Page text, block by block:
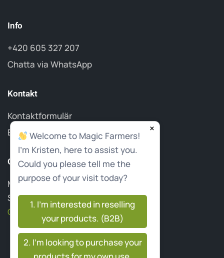
×
Welcome to Magic Farmers!
I'm Kristen, here to assist you.
Could you please tell me the
purpose of your visit today?
1. I’m interested in reselling
your products. (B2B)
2. I’m looking to purchase your
Info
+420 605 327 207
Chatta via WhatsApp
Kontakt
Kontaktformulär
E-postkontakt
OM OSS
MAGIC FARMERS: GB CZ S.R.O
Slovakia
CBD Grossist | Green Brothers